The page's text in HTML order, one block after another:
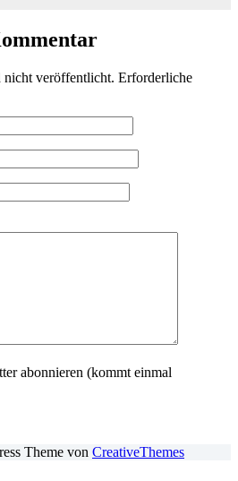
veröffentlicht. Erforderliche
abonnieren (kommt einmal
Theme von CreativeThemes